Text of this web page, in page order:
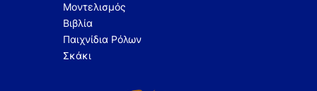
Μοντελισμός
Βιβλία
Παιχνίδια Ρόλων
Σκάκι